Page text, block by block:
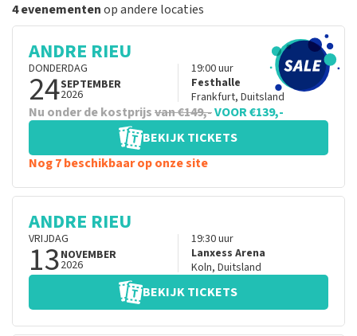
4 evenementenop andere locaties
ANDRE RIEU
DONDERDAG
24SEPTEMBER
2026
19:00uur
Festhalle
Frankfurt, Duitsland
Nu onder de kostprijsvan €149,-VOOR €139,-
BEKIJK TICKETS
Nog 7 beschikbaar op onze site
ANDRE RIEU
VRIJDAG
13NOVEMBER
2026
19:30uur
Lanxess Arena
Koln, Duitsland
BEKIJK TICKETS